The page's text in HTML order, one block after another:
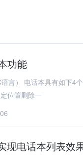
功能
电话号码 2.在指
和电话号码 3.在指定位置删除一
现电话本列表效